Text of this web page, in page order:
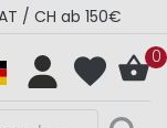
/ CH ab 150€
0